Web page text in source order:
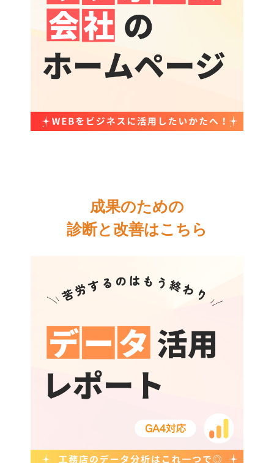
成果のための
診断と改善はこちら